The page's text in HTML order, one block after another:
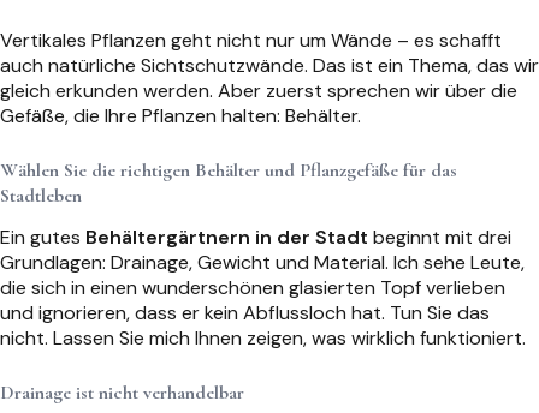
Vertikales Pflanzen geht nicht nur um Wände – es schafft
auch natürliche Sichtschutzwände. Das ist ein Thema, das wir
gleich erkunden werden. Aber zuerst sprechen wir über die
Gefäße, die Ihre Pflanzen halten: Behälter.
Wählen Sie die richtigen Behälter und Pflanzgefäße für das
Stadtleben
Ein gutes Behältergärtnern in der Stadt beginnt mit drei
Grundlagen: Drainage, Gewicht und Material. Ich sehe Leute,
die sich in einen wunderschönen glasierten Topf verlieben
und ignorieren, dass er kein Abflussloch hat. Tun Sie das
nicht. Lassen Sie mich Ihnen zeigen, was wirklich funktioniert.
Drainage ist nicht verhandelbar